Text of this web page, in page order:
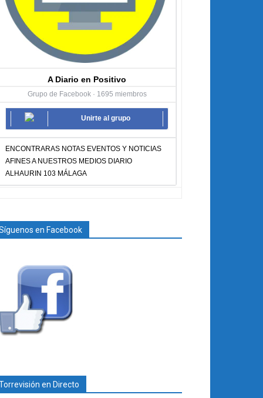
A Diario en Positivo
Grupo de Facebook · 1695 miembros
Unirte al grupo
ENCONTRARAS NOTAS EVENTOS Y NOTICIAS
AFINES A NUESTROS MEDIOS DIARIO
ALHAURIN 103 MÁLAGA
en Facebook
en Directo